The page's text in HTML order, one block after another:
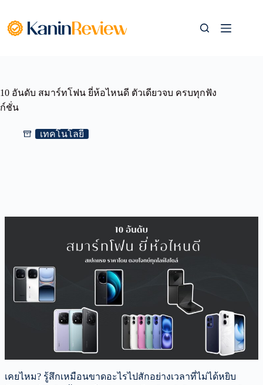
content
10 อันดับ สมาร์ทโฟน ยี่ห้อไหนดี ตัวเดียวจบ ครบทุกฟัง
ก์ชั่น
เทคโนโลยี
เคยไหม? รู้สึกเหมือนขาดอะไรไปสักอย่างเวลาที่ไม่ได้หยิบ